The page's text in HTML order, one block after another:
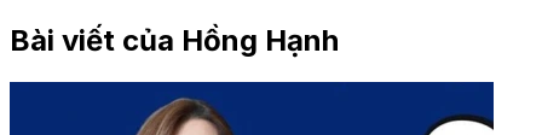
Bài viết của Hồng Hạnh